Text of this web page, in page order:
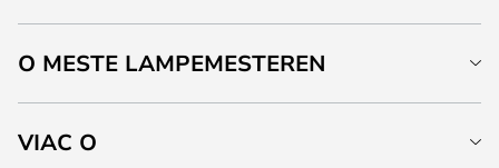
O MESTE LAMPEMESTEREN
VIAC O